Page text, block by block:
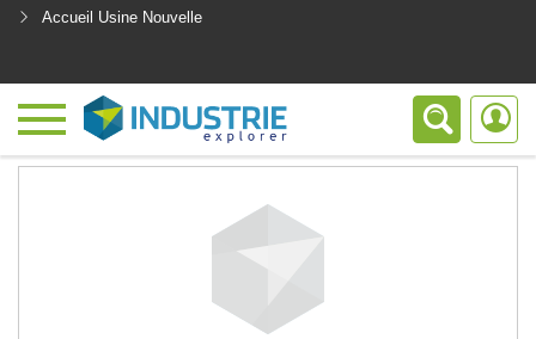
Accueil Usine Nouvelle